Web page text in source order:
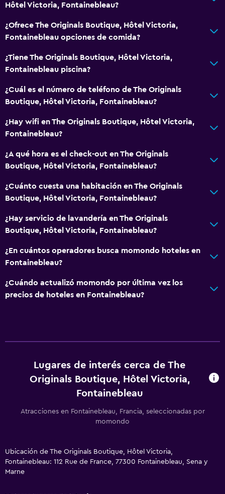
General
Habitaciones familiares
Posibilidad de habitaciones conectadas
Habitaciones insonorizadas
Teléfono
Espacio de almacenamiento
Salud y seguridad
Limpieza diaria
Botiquín de primeros auxilios
Cámaras CCTV en zonas comunes
Cámaras CCTV en el exterior
Seguridad las 24 horas
Sistema de entretenimiento
Biblioteca
Baño privado
Lavandería
Servicios de lavandería/tintorería
Plancha y tabla de planchar
Hôtel Victoria, Fontainebleau?
¿Ofrece The Originals Boutique, Hôtel Victoria,
Fontainebleau opciones de comida?
¿Tiene The Originals Boutique, Hôtel Victoria,
Fontainebleau piscina?
¿Cuál es el número de teléfono de The Originals
Boutique, Hôtel Victoria, Fontainebleau?
¿Hay wifi en The Originals Boutique, Hôtel Victoria,
Fontainebleau?
¿A qué hora es el check-out en The Originals
Boutique, Hôtel Victoria, Fontainebleau?
¿Cuánto cuesta una habitación en The Originals
Boutique, Hôtel Victoria, Fontainebleau?
¿Hay servicio de lavandería en The Originals
Boutique, Hôtel Victoria, Fontainebleau?
¿En cuántos operadores busca momondo hoteles en
Fontainebleau?
¿Cuándo actualizó momondo por última vez los
precios de hoteles en Fontainebleau?
Lugares de interés cerca de The
Originals Boutique, Hôtel Victoria,
Fontainebleau
Atracciones en Fontainebleau, Francia, seleccionadas por
momondo
Ubicación de The Originals Boutique, Hôtel Victoria,
Fontainebleau: 112 Rue de France, 77300 Fontainebleau, Sena y
Marne